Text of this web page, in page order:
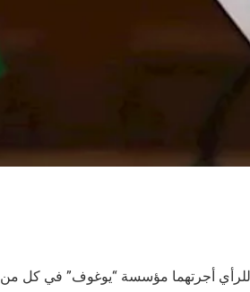
أجرتهما مؤسسة “يوغوف” في كل من